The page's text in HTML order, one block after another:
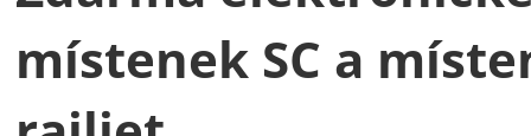
místenek SC a